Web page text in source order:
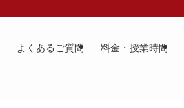
よくあるご質問 料金・授業時間